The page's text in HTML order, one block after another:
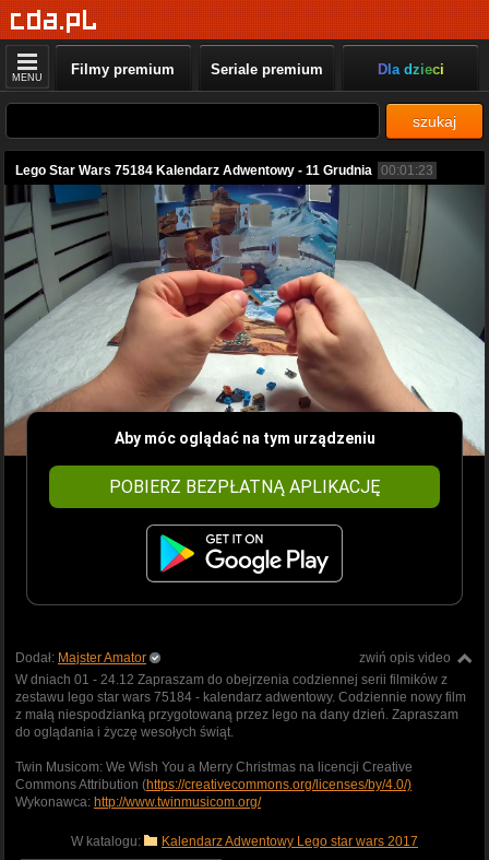
MENU Filmy premium Seriale premium Dla dzieci
szukaj
Lego Star Wars 75184 Kalendarz Adwentowy - 11 Grudnia 00:01:23
Aby móc oglądać na tym urządzeniu
POBIERZ BEZPŁATNĄ APLIKACJĘ
zwiń opis video
Dodał: Majster Amator
W dniach 01 - 24.12 Zapraszam do obejrzenia codziennej serii filmików z
zestawu lego star wars 75184 - kalendarz adwentowy. Codziennie nowy film
z małą niespodzianką przygotowaną przez lego na dany dzień. Zapraszam
do oglądania i życzę wesołych świąt.
Twin Musicom: We Wish You a Merry Christmas na licencji Creative
Commons Attribution (https://creativecommons.org/licenses/by/4.0/)
Wykonawca: http://www.twinmusicom.org/
W katalogu: Kalendarz Adwentowy Lego star wars 2017